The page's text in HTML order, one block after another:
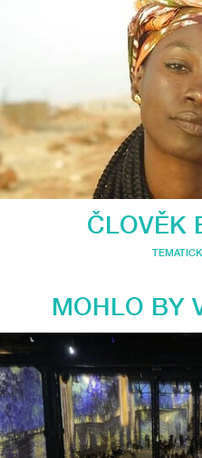
ČLOVĚK
MOHLO BY